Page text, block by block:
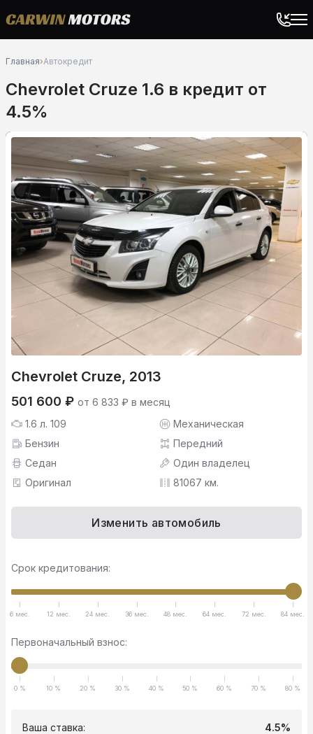
Главная›Автокредит
Chevrolet Cruze 1.6 в кредит от
4.5%
Chevrolet Cruze, 2013
501 600 ₽ от 6 833 ₽ в месяц
1.6 л. 109
Механическая
Бензин
Передний
Седан
Один владелец
Оригинал
81067 км.
Изменить автомобиль
Срок кредитования:
6 мес. 12 мес. 24 мес. 36 мес. 48 мес. 64 мес. 72 мес. 84 мес.
Первоначальный взнос:
0 % 10 % 20 % 30 % 40 % 50 % 60 % 70 % 80 %
Ваша ставка: 4.5%